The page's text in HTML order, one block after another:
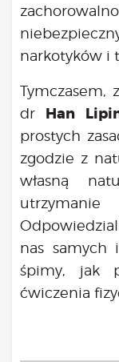
narkotyków i
Tymczasem,
dr Han
prostych
zgodzie z
własną
nas
śpimy, jak
ćwiczenia